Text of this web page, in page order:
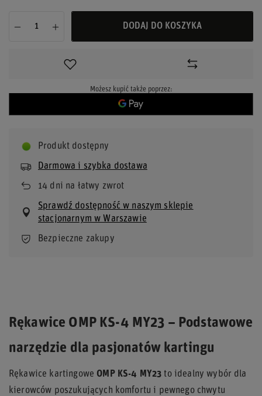
DODAJ DO KOSZYKA
Możesz kupić także poprzez:
Produkt dostępny
Darmowa i szybka dostawa
14 dni na łatwy zwrot
Sprawdź dostępność w naszym sklepie
stacjonarnym w Warszawie
Bezpieczne zakupy
Rękawice OMP KS-4 MY23 – Podstawowe
narzędzie dla pasjonatów kartingu
Rękawice kartingowe OMP KS-4 MY23 to idealny wybór dla
kierowców poszukujących komfortu i pewnego chwytu